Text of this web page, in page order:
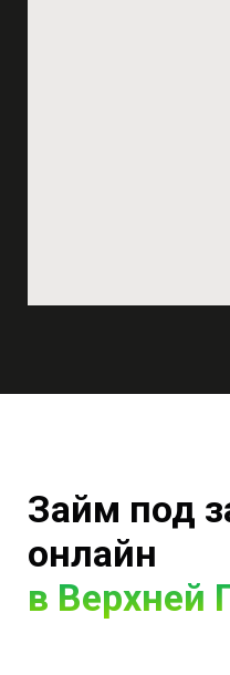
Займ под
онлайн
в